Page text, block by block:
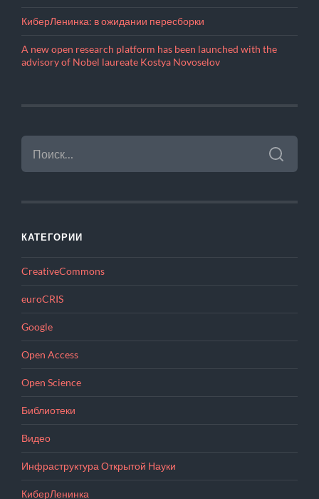
КиберЛенинка: в ожидании пересборки
A new open research platform has been launched with the
advisory of Nobel laureate Kostya Novoselov
НАЙТИ:
КАТЕГОРИИ
CreativeCommons
euroCRIS
Google
Open Access
Open Science
Библиотеки
Видео
Инфраструктура Открытой Науки
КиберЛенинка